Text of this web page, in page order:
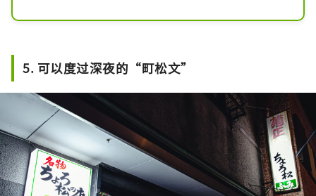
5. 可以度过深夜的“町松文”